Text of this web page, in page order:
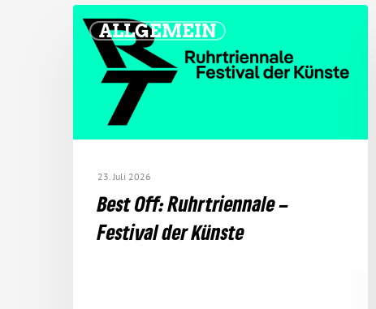
ALLGEMEIN
23. Juli 2026
Best Off: Ruhr­tri­en­nale –
Festival der Künste